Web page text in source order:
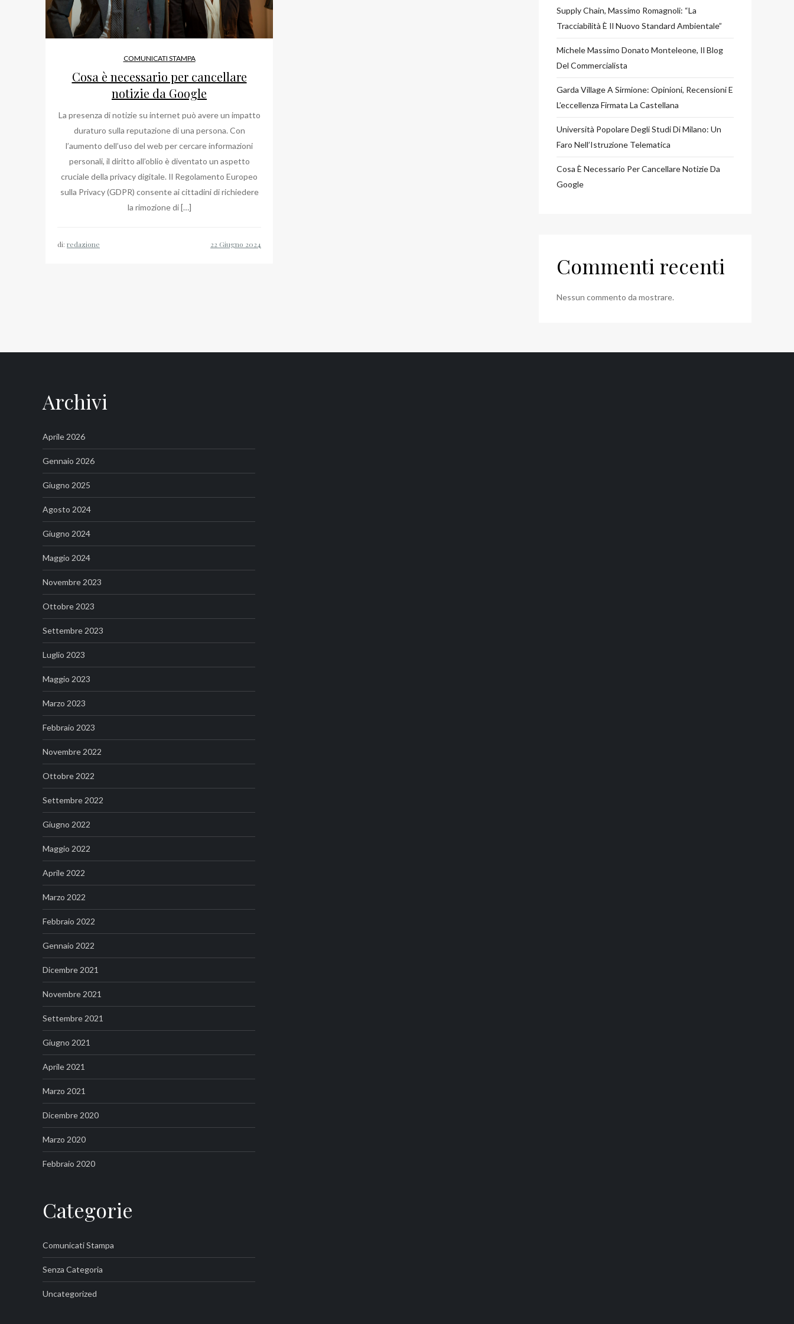
COMUNICATI STAMPA
Cosa è necessario per cancellare
notizie da Google
La presenza di notizie su internet può avere un impatto
duraturo sulla reputazione di una persona. Con
l’aumento dell’uso del web per cercare informazioni
personali, il diritto all’oblio è diventato un aspetto
cruciale della privacy digitale. Il Regolamento Europeo
sulla Privacy (GDPR) consente ai cittadini di richiedere
la rimozione di […]
di: redazione
Supply Chain, Massimo Romagnoli: “La
Tracciabilità È Il Nuovo Standard Ambientale”
Michele Massimo Donato Monteleone, Il Blog
Del Commercialista
Garda Village A Sirmione: Opinioni, Recensioni E
L’eccellenza Firmata La Castellana
Università Popolare Degli Studi Di Milano: Un
Faro Nell’Istruzione Telematica
Cosa È Necessario Per Cancellare Notizie Da
Google
Commenti recenti
Nessun commento da mostrare.
Archivi
Aprile 2026
Gennaio 2026
Giugno 2025
Agosto 2024
Giugno 2024
Maggio 2024
Novembre 2023
Ottobre 2023
Settembre 2023
Luglio 2023
Maggio 2023
Marzo 2023
Febbraio 2023
Novembre 2022
Ottobre 2022
Settembre 2022
Giugno 2022
Maggio 2022
Aprile 2022
Marzo 2022
Febbraio 2022
Gennaio 2022
Dicembre 2021
Novembre 2021
Settembre 2021
Giugno 2021
Aprile 2021
Marzo 2021
Dicembre 2020
Marzo 2020
Febbraio 2020
Categorie
Comunicati Stampa
Senza Categoria
Uncategorized